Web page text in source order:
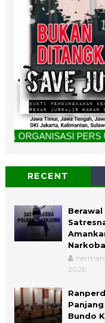
PERS UNTUK
RECENT
2026
Bundo